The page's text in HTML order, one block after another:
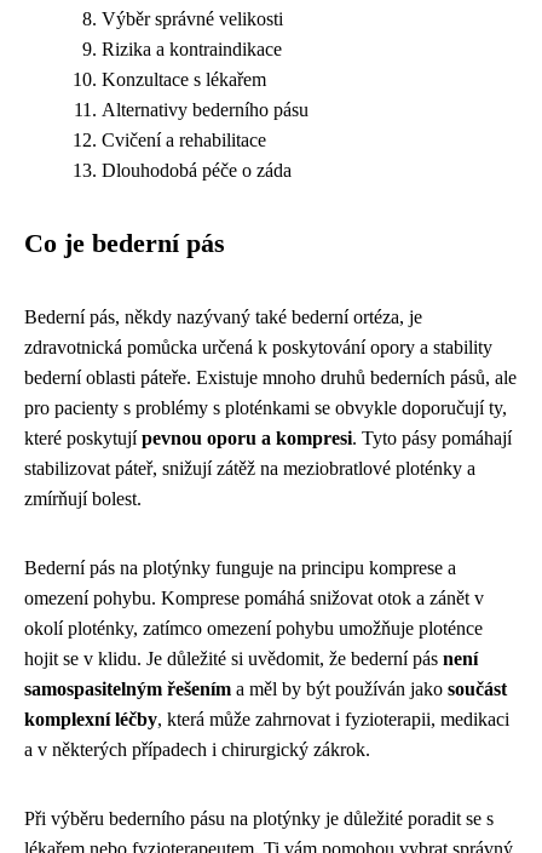
Výběr správné velikosti
Rizika a kontraindikace
Konzultace s lékařem
Alternativy bederního pásu
Cvičení a rehabilitace
Dlouhodobá péče o záda
Co je bederní pás
Bederní pás, někdy nazývaný také bederní ortéza, je
zdravotnická pomůcka určená k poskytování opory a stability
bederní oblasti páteře. Existuje mnoho druhů bederních pásů, ale
pro pacienty s problémy s ploténkami se obvykle doporučují ty,
které poskytujípevnou oporu a kompresi. Tyto pásy pomáhají
stabilizovat páteř, snižují zátěž na meziobratlové ploténky a
zmírňují bolest.
Bederní pás na plotýnky funguje na principu komprese a
omezení pohybu. Komprese pomáhá snižovat otok a zánět v
okolí ploténky, zatímco omezení pohybu umožňuje ploténce
hojit se v klidu. Je důležité si uvědomit, že bederní pás není
samospasitelným řešením a měl by být používán jako součást
komplexní léčby, která může zahrnovat i fyzioterapii, medikaci
a v některých případech i chirurgický zákrok.
Při výběru bederního pásu na plotýnky je důležité poradit se s
lékařem nebo fyzioterapeutem. Ti vám pomohou vybrat správný